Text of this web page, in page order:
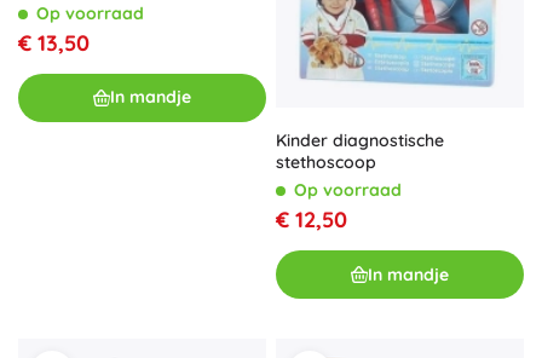
Op voorraad
€ 13,50
In mandje
Kinder diagnostische
stethoscoop
Op voorraad
€ 12,50
In mandje